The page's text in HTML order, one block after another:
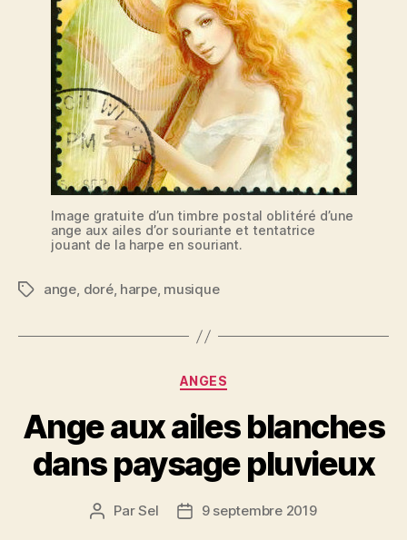
Image gratuite d’un timbre postal oblitéré d’une
ange aux ailes d’or souriante et tentatrice
jouant de la harpe en souriant.
Étiquettes
ange, doré, harpe, musique
Catégories
ANGES
Ange aux ailes blanches
dans paysage pluvieux
Auteur
ParSel
Date9 septembre 2019